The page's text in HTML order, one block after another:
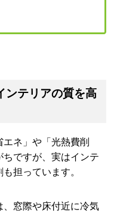
ンテリアの質を高
ネ」や「光熱費削
ですが、実はインテ
担っています。
窓際や床付近に冷気